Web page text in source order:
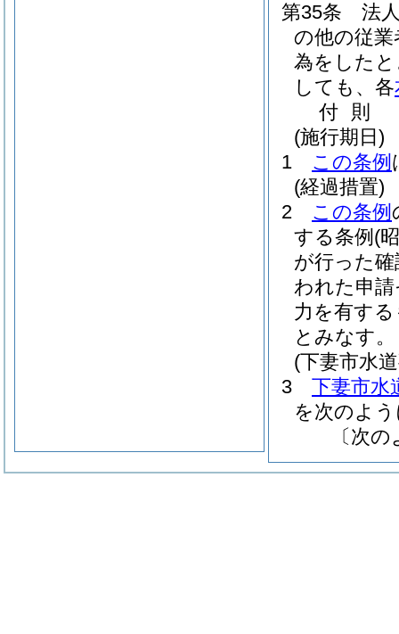
第35条
法
の他の従
為をした
しても、各
付 則
(施行期日)
1
この条例
(経過措置)
2
この条例
する条例 (
が行った
われた申
力を有す
とみなす。
(下妻市水
3
下妻市水
を次のよ
〔次